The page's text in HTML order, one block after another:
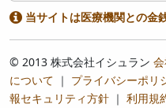
当サイトは医療機関との金
© 2013 株式会社イシュラン
について ｜ プライバシーポリ
報セキュリティ方針 ｜ 利用規